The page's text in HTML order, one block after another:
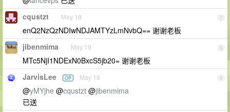
7
cqustzt May 19
enQ2NzQzNDIwNDJAMTYzLmNvbQ== 谢谢老板
8
jibenmima May 19
MTc5NjI1NDExN0BxcS5jb20= 谢谢老板
9
JarvisLee OP May 19
@yMYjhe @cqustzt @jibenmima
已送